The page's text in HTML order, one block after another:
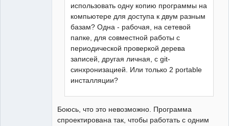
использовать одну копию программы на
компьютере для доступа к двум разным
базам? Одна - рабочая, на сетевой
папке, для совместной работы с
периодической проверкой дерева
записей, другая личная, с git-
синхронизацией. Или только 2 portable
инсталляции?
Боюсь, что это невозможно. Программа
спроектирована так, чтобы работать с одним